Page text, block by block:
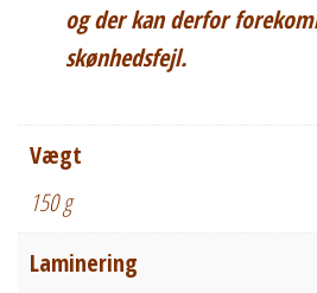
og der kan derfor
skønhedsfejl.
Vægt
150 g
Laminering